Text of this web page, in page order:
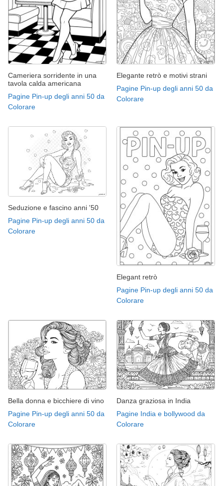
Cameriera sorridente in una
tavola calda americana
Pagine Pin-up degli anni 50 da
Colorare
Elegante retrò e motivi strani
Pagine Pin-up degli anni 50 da
Colorare
Seduzione e fascino anni '50
Pagine Pin-up degli anni 50 da
Colorare
Elegant retrò
Pagine Pin-up degli anni 50 da
Colorare
Bella donna e bicchiere di vino
Pagine Pin-up degli anni 50 da
Colorare
Danza graziosa in India
Pagine India e bollywood da
Colorare